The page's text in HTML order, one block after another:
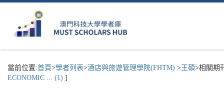
當前位置:首頁>學者列表>酒店與旅遊管理學院(FHTM) > 王碩>相關期
ECONOMIC ... (1) ]